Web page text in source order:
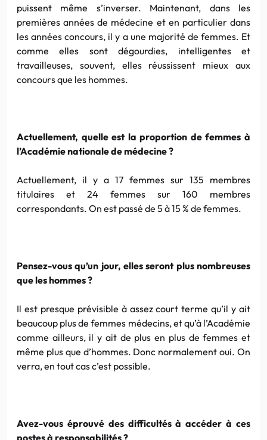
puissent même s’inverser. Maintenant, dans les
premières années de médecine et en particulier dans
les années concours, il y a une majorité de femmes. Et
comme elles sont dégourdies, intelligentes et
travailleuses, souvent, elles réussissent mieux aux
concours que les hommes.
Actuellement, quelle est la proportion de femmes à
l’Académie nationale de médecine ?
Actuellement, il y a 17 femmes sur 135 membres
titulaires et 24 femmes sur 160 membres
correspondants. On est passé de 5 à 15 % de femmes.
Pensez-vous qu’un jour, elles seront plus nombreuses
que les hommes ?
Il est presque prévisible à assez court terme qu’il y ait
beaucoup plus de femmes médecins, et qu’à l’Académie
comme ailleurs, il y ait de plus en plus de femmes et
même plus que d’hommes. Donc normalement oui. On
verra, en tout cas c’est possible.
Avez-vous éprouvé des difficultés à accéder à ces
postes à responsabilités ?